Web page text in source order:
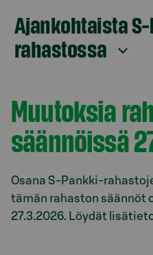
Ajankohtaista
rahastossa
Muutoksia
säännöissä
Osana S-Pankki-
tämän rahaston säännöt
27.3.2026. Löydät